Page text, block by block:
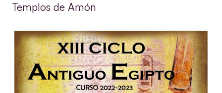
Templos de Amón